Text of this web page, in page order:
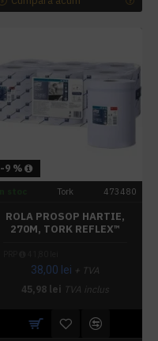
-9 %
Tork 473480
ROLA PROSOP HARTIE,
270M, TORK REFLEX™
38,00 lei + TVA
45,98 lei TVA inclus